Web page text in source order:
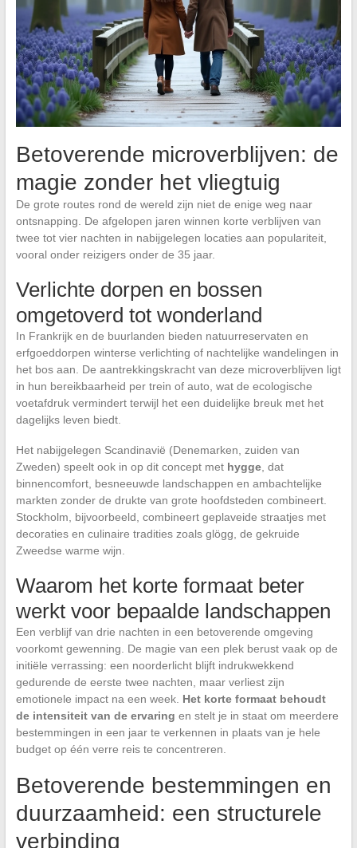
Betoverende microverblijven: de
magie zonder het vliegtuig
De grote routes rond de wereld zijn niet de enige weg naar
ontsnapping. De afgelopen jaren winnen korte verblijven van
twee tot vier nachten in nabijgelegen locaties aan populariteit,
vooral onder reizigers onder de 35 jaar.
Verlichte dorpen en bossen
omgetoverd tot wonderland
In Frankrijk en de buurlanden bieden natuurreservaten en
erfgoeddorpen winterse verlichting of nachtelijke wandelingen in
het bos aan. De aantrekkingskracht van deze microverblijven ligt
in hun bereikbaarheid per trein of auto, wat de ecologische
voetafdruk vermindert terwijl het een duidelijke breuk met het
dagelijks leven biedt.
Het nabijgelegen Scandinavië (Denemarken, zuiden van
Zweden) speelt ook in op dit concept met hygge, dat
binnencomfort, besneeuwde landschappen en ambachtelijke
markten zonder de drukte van grote hoofdsteden combineert.
Stockholm, bijvoorbeeld, combineert geplaveide straatjes met
decoraties en culinaire tradities zoals glögg, de gekruide
Zweedse warme wijn.
Waarom het korte formaat beter
werkt voor bepaalde landschappen
Een verblijf van drie nachten in een betoverende omgeving
voorkomt gewenning. De magie van een plek berust vaak op de
initiële verrassing: een noorderlicht blijft indrukwekkend
gedurende de eerste twee nachten, maar verliest zijn
emotionele impact na een week. Het korte formaat behoudt
de intensiteit van de ervaring en stelt je in staat om meerdere
bestemmingen in een jaar te verkennen in plaats van je hele
budget op één verre reis te concentreren.
Betoverende bestemmingen en
duurzaamheid: een structurele
verbinding